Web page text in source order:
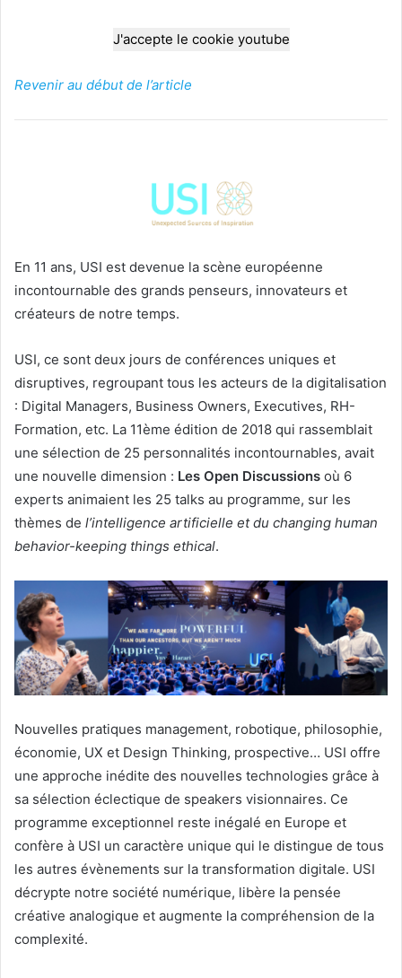
J'accepte le cookie youtube
Revenir au début de l’article
En 11 ans, USI est devenue la scène européenne
incontournable des grands penseurs, innovateurs et
créateurs de notre temps.
USI, ce sont deux jours de conférences uniques et
disruptives, regroupant tous les acteurs de la digitalisation
: Digital Managers, Business Owners, Executives, RH-
Formation, etc. La 11ème édition de 2018 qui rassemblait
une sélection de 25 personnalités incontournables, avait
une nouvelle dimension : Les Open Discussions où 6
experts animaient les 25 talks au programme, sur les
thèmes de l’intelligence artificielle et du changing human
behavior-keeping things ethical.
Nouvelles pratiques management, robotique, philosophie,
économie, UX et Design Thinking, prospective… USI offre
une approche inédite des nouvelles technologies grâce à
sa sélection éclectique de speakers visionnaires. Ce
programme exceptionnel reste inégalé en Europe et
confère à USI un caractère unique qui le distingue de tous
les autres évènements sur la transformation digitale. USI
décrypte notre société numérique, libère la pensée
créative analogique et augmente la compréhension de la
complexité.